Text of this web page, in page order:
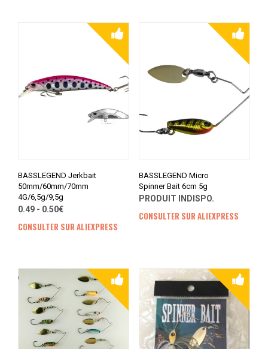
BASSLEGEND Jerkbait
50mm/60mm/70mm
4G/6,5g/9,5g
0.49 - 0.50€
CONSULTER SUR ALIEXPRESS
BASSLEGEND Micro
Spinner Bait 6cm 5g
PRODUIT INDISPO.
CONSULTER SUR ALIEXPRESS